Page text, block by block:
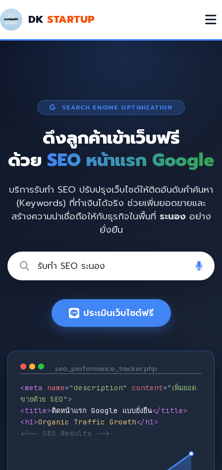
DK STARTUP
SEARCH ENGINE OPTIMIZATION
ดึงลูกค้าเข้าเว็บฟรี
ด้วย SEO หน้าแรก Google
บริการรับทำ SEO ปรับปรุงเว็บไซต์ให้ติดอันดับคำค้นหา
(Keywords) ที่ทำเงินได้จริง ช่วยเพิ่มยอดขายและ
สร้างความน่าเชื่อถือให้กับธุรกิจในพื้นที่ ระนองอย่าง
ยั่งยืน
ประเมินเว็บไซต์ฟรี
seo_performance_tracker.php
<meta name="description" content="เพิ่มยอด
ขายด้วย SEO" >
<title>ติดหน้าแรก Google แบบยั่งยืน</title>
<h1>Organic Traffic Growth</h1>
<!-- SEO Results -->